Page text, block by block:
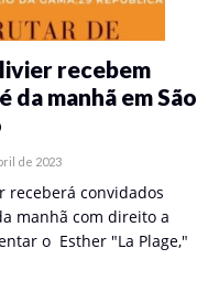
recebem
da manhã em São
de 2023
receberá convidados
manhã com direito a
o Esther "La Plage,"